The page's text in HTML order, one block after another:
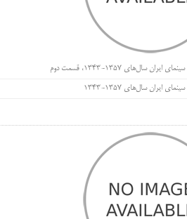
1357-1343، قسمت دوم
سال‌های 1357-1343